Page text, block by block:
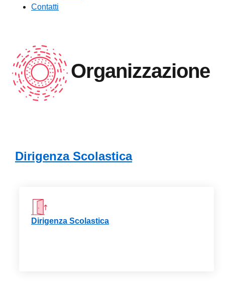
Contatti
Organizzazione
elenco degli organi
Dirigenza Scolastica
Dirigenza Scolastica